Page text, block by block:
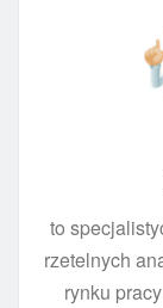
to
rzetelnych
rynku